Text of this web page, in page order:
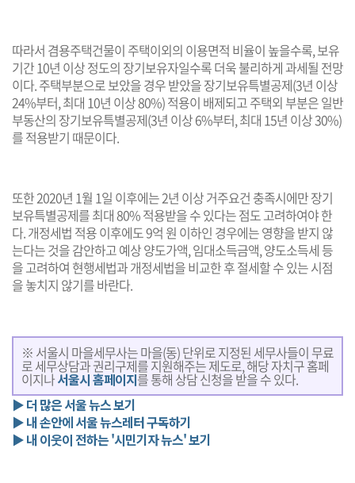
따라서 겸용주택건물이 주택이외의 이용면적 비율이 높을수록, 보유
기간 10년 이상 정도의 장기보유자일수록 더욱 불리하게 과세될 전망
이다. 주택부분으로 보았을 경우 받았을 장기보유특별공제(3년 이상
24%부터, 최대 10년 이상 80%) 적용이 배제되고 주택외 부분은 일반
부동산의 장기보유특별공제(3년 이상 6%부터, 최대 15년 이상 30%)
를 적용받기 때문이다.
또한 2020년 1월 1일 이후에는 2년 이상 거주요건 충족시에만 장기
보유특별공제를 최대 80% 적용받을 수 있다는 점도 고려하여야 한
다. 개정세법 적용 이후에도 9억 원 이하인 경우에는 영향을 받지 않
는다는 것을 감안하고 예상 양도가액, 임대소득금액, 양도소득세 등
을 고려하여 현행세법과 개정세법을 비교한 후 절세할 수 있는 시점
을 놓치지 않기를 바란다.
※ 서울시 마을세무사는 마을(동) 단위로 지정된 세무사들이 무료
로 세무상담과 권리구제를 지원해주는 제도로, 해당 자치구 홈페
이지나서울시 홈페이지를 통해 상담 신청을 받을 수 있다.
▶ 더 많은 서울 뉴스 보기
▶ 내 손안에 서울 뉴스레터 구독하기
▶ 내 이웃이 전하는 '시민기자 뉴스' 보기